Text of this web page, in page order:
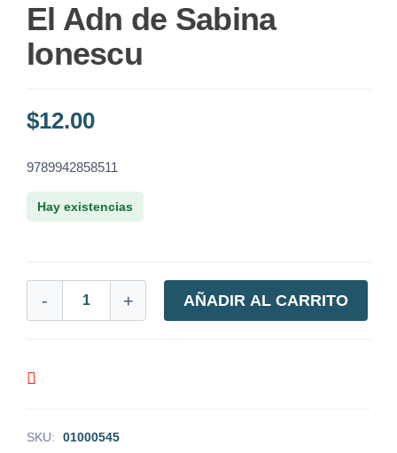
El Adn de Sabina
Ionescu
$12.00
9789942858511
Hay existencias
- + AÑADIR AL CARRITO
SKU:
01000545